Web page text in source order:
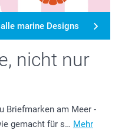
nicht nur
Briefmarken am Meer -
gemacht für s… Mehr
marine Designs